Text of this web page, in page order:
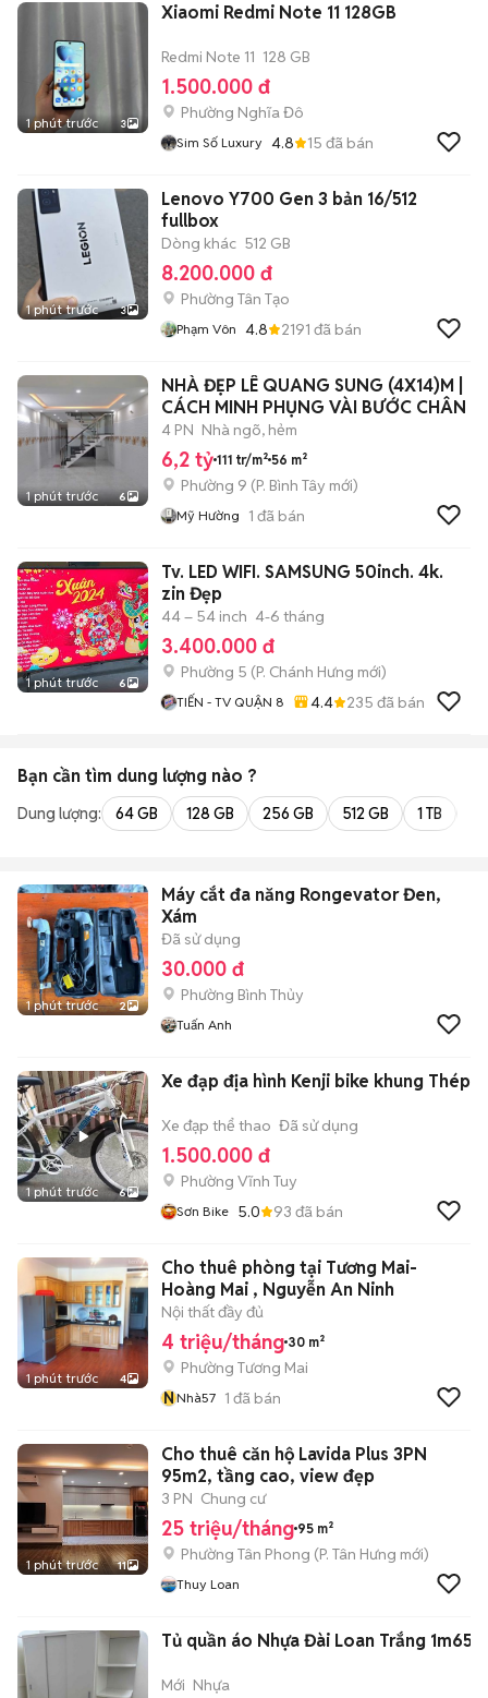
1 phút trước 3
Xiaomi Redmi Note 11 128GB
Redmi Note 11 128 GB
1.500.000 đ
Phường Nghĩa Đô
Sim Số Luxury 4.8 15 đã bán
1 phút trước 3
Lenovo Y700 Gen 3 bản 16/512
fullbox
Dòng khác 512 GB
8.200.000 đ
Phường Tân Tạo
Phạm Vôn 4.8 2191 đã bán
1 phút trước 6
NHÀ ĐẸP LÊ QUANG SUNG (4X14)M |
CÁCH MINH PHỤNG VÀI BƯỚC CHÂN
4 PN Nhà ngõ, hẻm
6,2 tỷ 111 tr/m² 56 m²
Phường 9 (P. Bình Tây mới)
Mỹ Hường 1 đã bán
1 phút trước 6
Tv. LED WIFI. SAMSUNG 50inch. 4k.
zin Đẹp
44 – 54 inch 4-6 tháng
3.400.000 đ
Phường 5 (P. Chánh Hưng mới)
TIẾN - TV QUẬN 8 4.4 235 đã bán
Bạn cần tìm dung lượng nào ?
Dung lượng: 64 GB 128 GB 256 GB 512 GB 1 TB
1 phút trước 2
Máy cắt đa năng Rongevator Đen,
Xám
Đã sử dụng
30.000 đ
Phường Bình Thủy
Tuấn Anh
1 phút trước 6
Xe đạp địa hình Kenji bike khung Thép
Xe đạp thể thao Đã sử dụng
1.500.000 đ
Phường Vĩnh Tuy
Sơn Bike 5.0 93 đã bán
1 phút trước 4
Cho thuê phòng tại Tương Mai-
Hoàng Mai , Nguyễn An Ninh
Nội thất đầy đủ
4 triệu/tháng 30 m²
Phường Tương Mai
NNhà57 1 đã bán
1 phút trước 11
Cho thuê căn hộ Lavida Plus 3PN
95m2, tầng cao, view đẹp
3 PN Chung cư
25 triệu/tháng 95 m²
Phường Tân Phong (P. Tân Hưng mới)
Thuy Loan
Tủ quần áo Nhựa Đài Loan Trắng
Mới Nhựa